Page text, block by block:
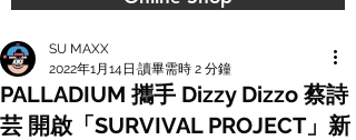
PALLADIUM 攜手 Dizzy Dizzo 蔡詩
芸 開啟「SURVIVAL PROJECT」新
SU MAXX
2022年1月14日 讀畢需時 2 分鐘